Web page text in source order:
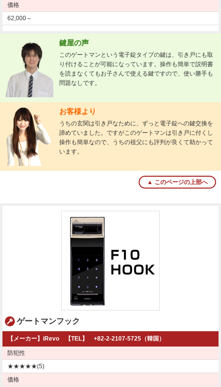
価格
62,000～
鍵屋の声
このゲートマンという電子錠タイプの鍵は、引き戸にも取
り付けることが可能になっています。操作も簡単で説明書
を読まなくてもお子さんで使える鍵ですので、使い勝手も
問題なしです。
お客様より
うちの玄関は引き戸なために、ずっと電子錠への鍵交換を
諦めていました。ですがこのゲートマンは引き戸に付くし
操作も簡単なので、うちの祖父にも評判が良くて助かって
います。
▲ このページの上部へ
ゲートマンフック
【メーカー】iRevo 【TEL】 +82-2-2107-5725（韓国）
防犯性
★★★★★(5)
価格